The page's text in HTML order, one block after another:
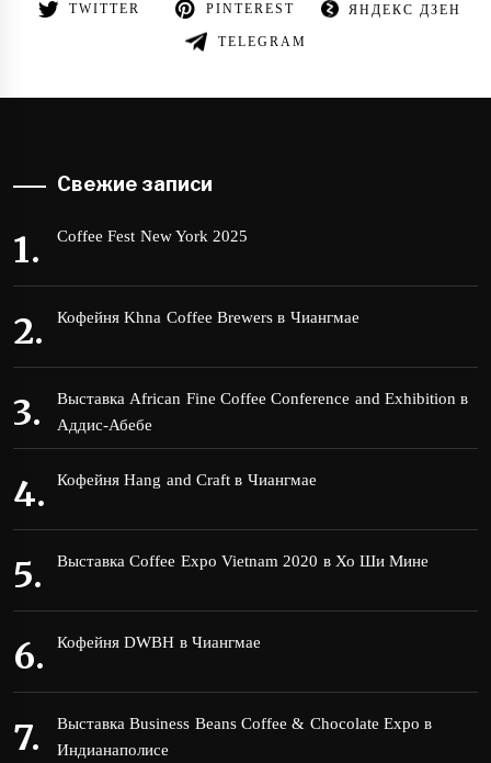
TWITTER PINTEREST ЯНДЕКС ДЗЕН
TELEGRAM
Свежие записи
Coffee Fest New York 2025
Кофейня Khna Coffee Brewers в Чиангмае
Выставка African Fine Coffee Conference and Exhibition в
Аддис-Абебе
Кофейня Hang and Craft в Чиангмае
Выставка Coffee Expo Vietnam 2020 в Хо Ши Мине
Кофейня DWBH в Чиангмае
Выставка Business Beans Coffee & Chocolate Expo в
Индианаполисе